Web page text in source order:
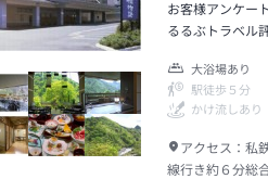
お客様アンケー
るるぶトラベル
大浴場あり
駅徒歩５分
かけ流しあり
アクセス： 私
線行き約６分総